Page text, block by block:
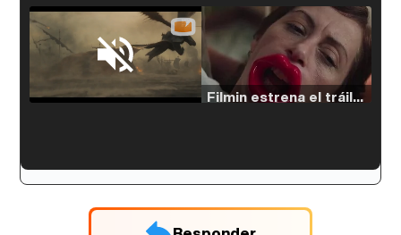
Unmute Filmin estrena el tráiler de 'Millennial Mal', su nueva comedia universitaria de la mano de Lorena Iglesias